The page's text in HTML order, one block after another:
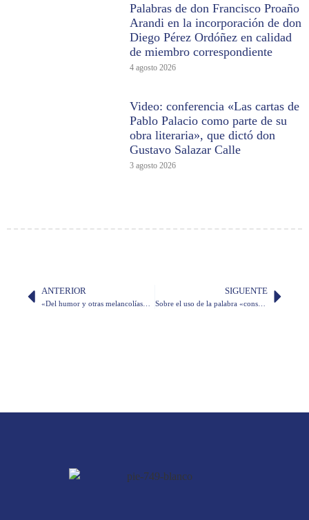
Palabras de don Francisco Proaño
Arandi en la incorporación de don
Diego Pérez Ordóñez en calidad
de miembro correspondiente
4 agosto 2026
Video: conferencia «Las cartas de
Pablo Palacio como parte de su
obra literaria», que dictó don
Gustavo Salazar Calle
3 agosto 2026
ANTERIOR SIGUENTE
Sobre el uso de la palabra «consciente»